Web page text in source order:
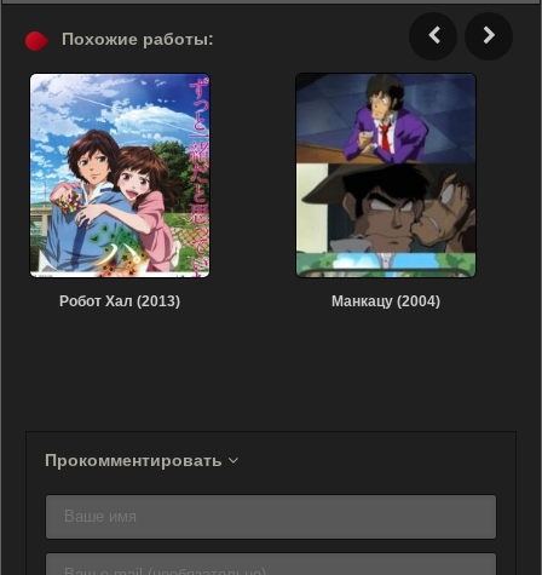
Похожие работы:
Робот Хал (2013) Манкацу (2004)
Прокомментировать